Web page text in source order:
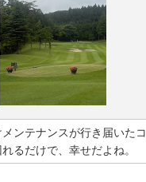
メンテナンスが行き届いたコ
るだけで、幸せだよね。